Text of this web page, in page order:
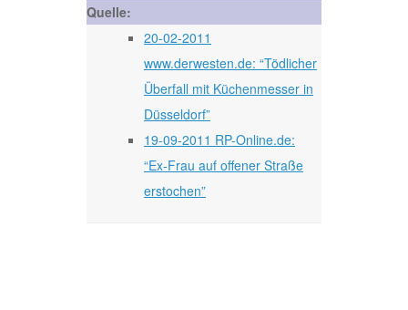
Quelle:
20-02-2011
www.derwesten.de: “Tödlicher
Überfall mit Küchenmesser in
Düsseldorf”
19-09-2011 RP-Online.de:
“Ex-Frau auf offener Straße
erstochen”